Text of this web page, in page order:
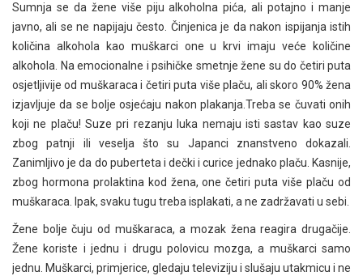
Sumnja se da žene više piju alkoholna pića, ali potajno i manje
javno, ali se ne napijaju često. Činjenica je da nakon ispijanja istih
količina alkohola kao muškarci one u krvi imaju veće količine
alkohola. Na emocionalne i psihičke smetnje žene su do četiri puta
osjetljivije od muškaraca i četiri puta više plaču, ali skoro 90% žena
izjavljuje da se bolje osjećaju nakon plakanja.Treba se čuvati onih
koji ne plaču! Suze pri rezanju luka nemaju isti sastav kao suze
zbog patnji ili veselja što su Japanci znanstveno dokazali.
Zanimljivo je da do puberteta i dečki i curice jednako plaču. Kasnije,
zbog hormona prolaktina kod žena, one četiri puta više plaču od
muškaraca. Ipak, svaku tugu treba isplakati, a ne zadržavati u sebi.
Žene bolje čuju od muškaraca, a mozak žena reagira drugačije.
Žene koriste i jednu i drugu polovicu mozga, a muškarci samo
jednu. Muškarci, primjerice, gledaju televiziju i slušaju utakmicu i ne